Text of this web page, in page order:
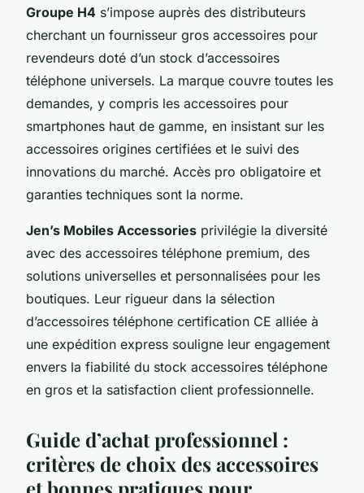
Groupe H4 s’impose auprès des distributeurs
cherchant un fournisseur gros accessoires pour
revendeurs doté d’un stock d’accessoires
téléphone universels. La marque couvre toutes les
demandes, y compris les accessoires pour
smartphones haut de gamme, en insistant sur les
accessoires origines certifiées et le suivi des
innovations du marché. Accès pro obligatoire et
garanties techniques sont la norme.
Jen’s Mobiles Accessories privilégie la diversité
avec des accessoires téléphone premium, des
solutions universelles et personnalisées pour les
boutiques. Leur rigueur dans la sélection
d’accessoires téléphone certification CE alliée à
une expédition express souligne leur engagement
envers la fiabilité du stock accessoires téléphone
en gros et la satisfaction client professionnelle.
Guide d’achat professionnel :
critères de choix des accessoires